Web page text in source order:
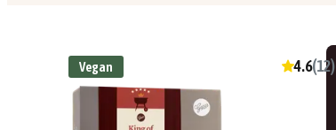
Vegan 4.6(12)